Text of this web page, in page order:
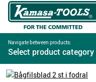
Navigate between products:
Select product category